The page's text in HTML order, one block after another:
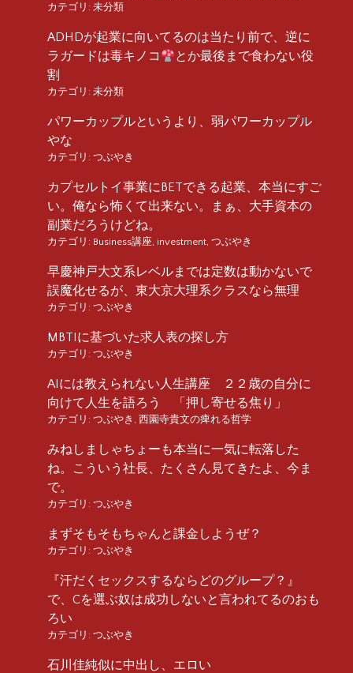
カテゴリ: 未分類
ADHDが起業に向いてるのは当たり前で、逆に
ラガードは毒キノコ
とか最後まで食わない役
割
カテゴリ: 未分類
パワーカップルというより、弱パワーカップル
やな
カテゴリ: つぶやき
カプセルトイ事業にBETできる起業、本当にすご
い。俺なら怖くて出来ない。まぁ、大手資本の
副業だろうけどね。
カテゴリ: Business講座, investment, つぶやき
早慶神戸大文系レベルまでは定数は動かないで
誤魔化せるが、東大京大理系クラスなら無理
カテゴリ: つぶやき
MBTIに基づいた求人表の探し方
カテゴリ: つぶやき
AIには教えられない人生講座 ２２歳の自分に
向けて人生を語ろう 「押し寄せる焦り」
カテゴリ: つぶやき , 西園寺貴文の痺れる哲学
みねしましゃちょーも本当に一気に転落した
ね。こういう社長、たくさん見てきたよ、今ま
で。
カテゴリ: つぶやき
まずそもそもちゃんと課金しようぜ？
カテゴリ: つぶやき
『汗だくセックスするならどのグループ？』
で、Cを選ぶ奴は成功しないと言われてるのおも
ろい
カテゴリ: つぶやき
石川佳純似に中出し、エロい